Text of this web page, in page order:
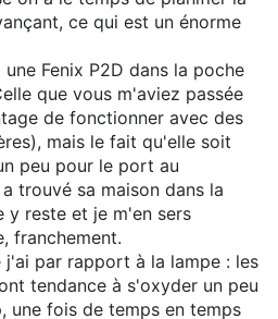
ce qui est un énorme
Fenix P2D dans la poche
que vous m'aviez passée
de fonctionner avec des
mais le fait qu'elle soit
peu pour le port au
trouvé sa maison dans la
y reste et je m'en sers
franchement.
par rapport à la lampe : les
tendance à s'oxyder un peu
une fois de temps en temps